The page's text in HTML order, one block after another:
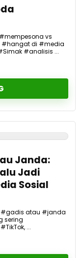
vs
di #media
#analisis ...
Janda:
Jadi
Sosial
#gadis atau #janda
sering
...